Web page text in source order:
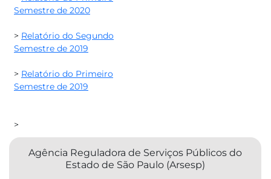
Semestre de 2020
> Relatório do Segundo
Semestre de 2019
> Relatório do Primeiro
Semestre de 2019
>
Agência Reguladora de Serviços Públicos do
Estado de São Paulo (Arsesp)